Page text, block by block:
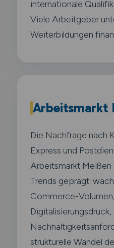
internationale
Viele Arbeitgeber
Weiterbildungen
Arbeitsmarkt
Die Nachfrage nach
Express und
Arbeitsmarkt Meißen
Trends geprägt:
Commerce-Volumen,
Digitalisierungsdruck,
strukturelle Wandel